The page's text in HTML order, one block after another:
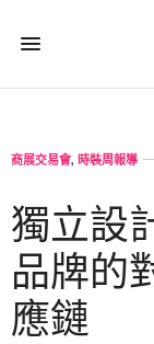
商展交易會, 時裝周報導
獨立設
品牌的
應鏈